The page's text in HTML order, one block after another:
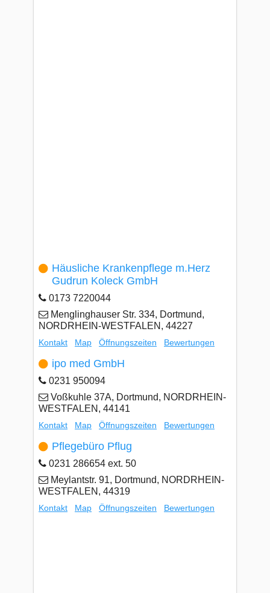
Häusliche Krankenpflege m.Herz
Gudrun Koleck GmbH
0173 7220044
Menglinghauser Str. 334, Dortmund,
NORDRHEIN-WESTFALEN, 44227
Kontakt Map Öffnungszeiten Bewertungen
ipo med GmbH
0231 950094
Voßkuhle 37A, Dortmund, NORDRHEIN-
WESTFALEN, 44141
Kontakt Map Öffnungszeiten Bewertungen
Pflegebüro Pflug
0231 286654 ext. 50
Meylantstr. 91, Dortmund, NORDRHEIN-
WESTFALEN, 44319
Kontakt Map Öffnungszeiten Bewertungen